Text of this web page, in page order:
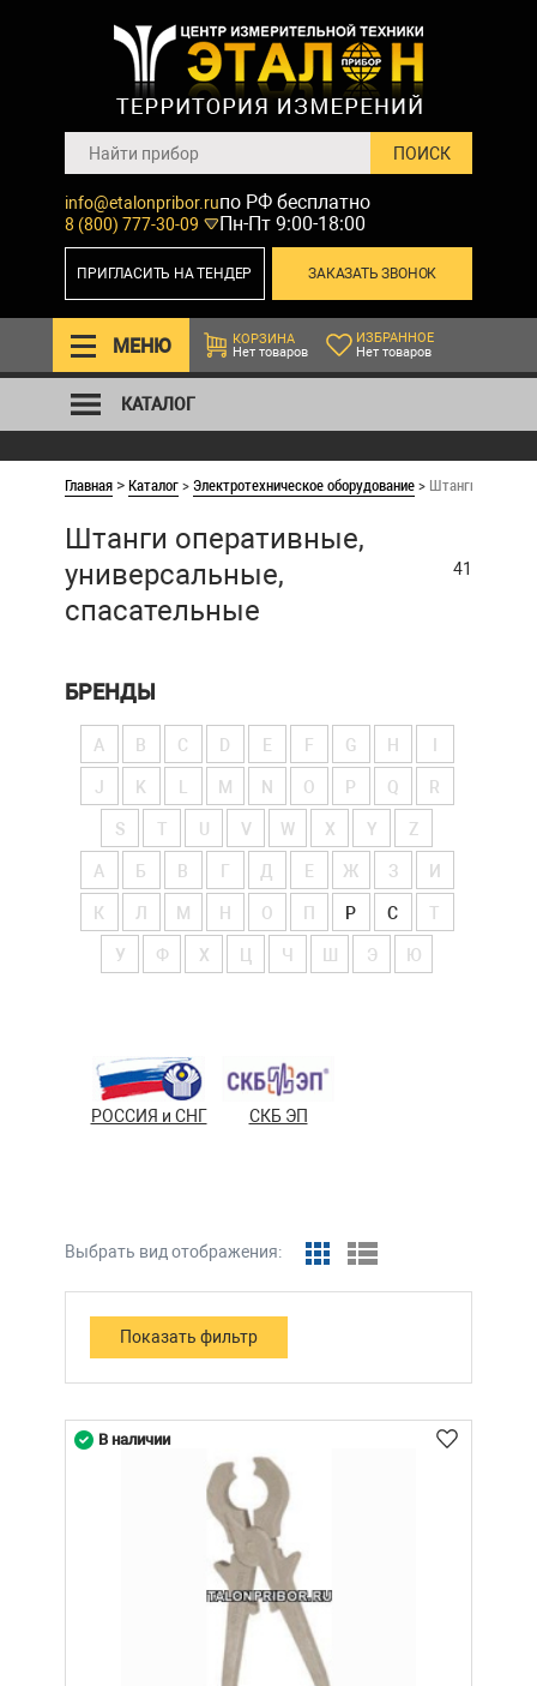
info@etalonpribor.ru
8 (800) 777-30-09
по РФ бесплатно
Пн-Пт 9:00-18:00
ЗАКАЗАТЬ ЗВОНОК
ПРИГЛАСИТЬ НА ТЕНДЕР
МЕНЮ
КОРЗИНА
Нет товаров
ИЗБРАННОЕ
Нет товаров
КАТАЛОГ
Главная >Каталог>Электротехническое оборудование> Штанги
Штанги оперативные,
универсальные,
спасательные
41
БРЕНДЫ
A B C D E F G H
J K M N O P Q R
S T V W X Y Z
А Б В Г Д Е Ж З И
К Л М Н О П Р С Т
У Ф Х Ч Э Ю
РОССИЯ и СНГ СКБ ЭП
Выбрать вид отображения:
В наличии